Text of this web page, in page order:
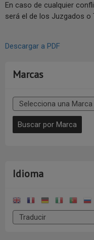
Marcas
Idioma
En caso de cualquier
será el de los Juzgados o
Descargar a PDF